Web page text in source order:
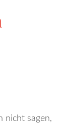
nicht sagen,